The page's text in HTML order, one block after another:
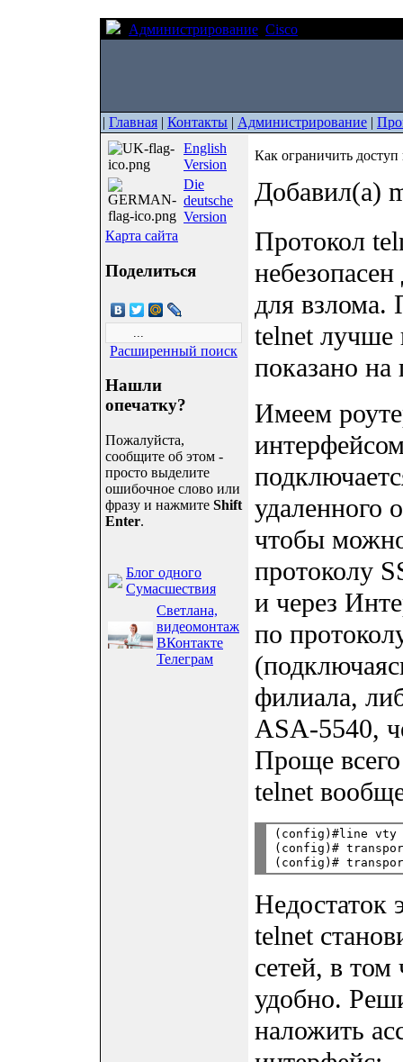
Администрирование Cisco
| Главная | Контакты | Администрирование |
English
Version
Die
deutsche
Version
Карта сайта
Поделиться
Расширенный поиск
Нашли
опечатку?
Пожалуйста,
сообщите об этом -
просто выделите
ошибочное слово или
фразу и нажмите Shift
Enter.
Блог одного
Сумасшествия
Светлана,
видеомонтаж
ВКонтакте
Телеграм
Как ограничить доступ
Добавил(а)
Протокол
для взлома.
telnet лучше
показано на
Имеем
удаленного
чтобы
протоколу
и через
по
филиала,
ASA-5540,
Проще
telnet
(config)#line vty
(config)#
Недостаток
telnet
сетей, в
удобно.
наложить